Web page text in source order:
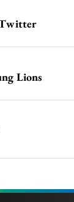
Twitter
Lions